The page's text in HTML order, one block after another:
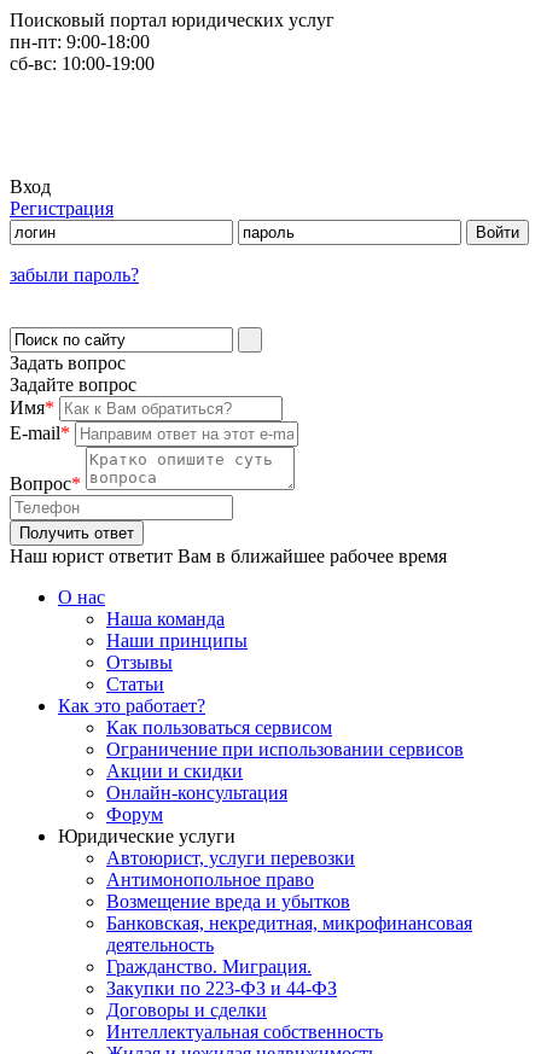
Поисковый портал юридических услуг
пн-пт: 9:00-18:00
сб-вс: 10:00-19:00
Вход
Регистрация
забыли пароль?
Задать вопрос
Задайте вопрос
Имя*
E-mail*
Вопрос*
Наш юрист ответит Вам в ближайшее рабочее время
О нас
Наша команда
Наши принципы
Отзывы
Статьи
Как это работает?
Как пользоваться сервисом
Ограничение при использовании сервисов
Акции и скидки
Онлайн-консультация
Форум
Юридические услуги
Автоюрист, услуги перевозки
Антимонопольное право
Возмещение вреда и убытков
Банковская, некредитная, микрофинансовая
деятельность
Гражданство. Миграция.
Закупки по 223-ФЗ и 44-ФЗ
Договоры и сделки
Интеллектуальная собственность